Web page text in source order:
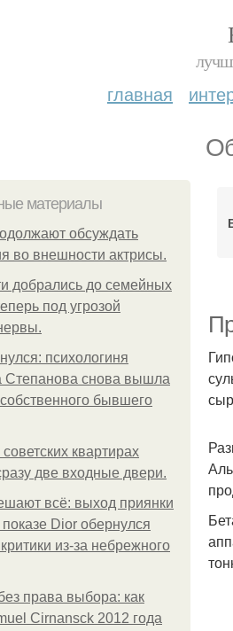
главная
материалы
обсуждать
во внешности актрисы.
добрались до семейных
под угрозой
психологиня
Степанова снова вышла
бывшего
квартирах
две входные двери.
всё: выход приянки
Dior обернулся
из-за небрежного
права выбора: как
Cirnansck 2012 года